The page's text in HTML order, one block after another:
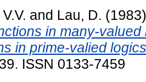
and Lau, D.
in many-
in prime-valied
ISSN 0133-7459